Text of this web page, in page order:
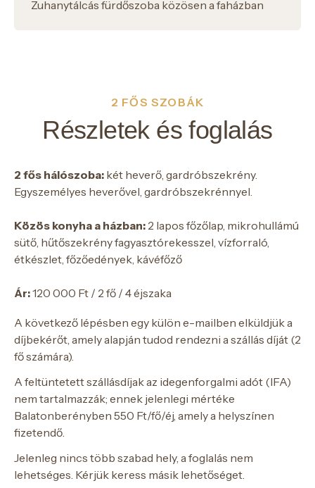
Zuhanytálcás fürdőszoba közösen a faházban
2 FŐS SZOBÁK
Részletek és foglalás
2 fős hálószoba: két heverő, gardróbszekrény.
Egyszemélyes heverővel, gardróbszekrénnyel.
Közös konyha a házban: 2 lapos főzőlap, mikrohullámú
sütő, hűtőszekrény fagyasztórekesszel, vízforraló,
étkészlet, főzőedények, kávéfőző
Ár:120 000 Ft / 2 fő / 4 éjszaka
A következő lépésben egy külön e-mailben elküldjük a
díjbekérőt, amely alapján tudod rendezni a szállás díját (2
fő számára).
A feltüntetett szállásdíjak az idegenforgalmi adót (IFA)
nem tartalmazzák; ennek jelenlegi mértéke
Balatonberényben 550 Ft/fő/éj, amely a helyszínen
fizetendő.
Jelenleg nincs több szabad hely, a foglalás nem
lehetséges. Kérjük keress másik lehetőséget.